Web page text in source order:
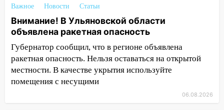
повысят зарплату
14:01 Инсценировали ДТП и получили
более 4,6 миллиона рублей: перед
судом предстанет банда
автоподставщиков
13:36 В Инзе произошел крупный пожар
Важное Новости Статьи
Внимание! В Ульяновской области
объявлена ракетная опасность
Губернатор сообщил, что в регионе объявлена
ракетная опасность. Нельзя оставаться на открытой
местности. В качестве укрытия используйте
помещения с несущими
06.08.2026